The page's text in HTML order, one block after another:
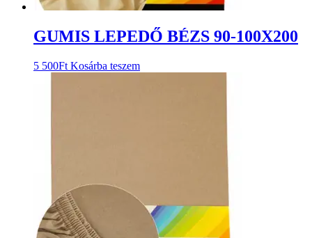
GUMIS LEPEDŐ BÉZS 90-100X200
5 500Ft Kosárba teszem